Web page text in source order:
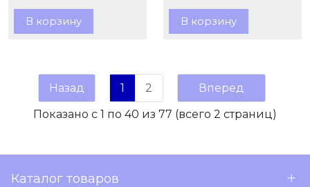
В корзину В корзину
Назад 1 2
Вперед
Показано с 1 по 40 из 77 (всего 2 страниц)
Каталог товаров